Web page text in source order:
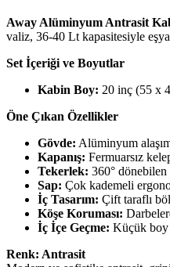
Away Alüminyum Antrasit
valiz, 36-40 Lt kapasitesiyle
Set İçeriği ve Boyutlar
Kabin Boy: 20 inç (55 x
Öne Çıkan Özellikler
Gövde: Alüminyum
Kapanış: Fermuarsız
Tekerlek: 360° dönebilen
Sap: Çok kademeli
İç Tasarım: Çift taraflı
Köşe Koruması:
İç İçe Geçme: Küçük boy
Renk: Antrasit